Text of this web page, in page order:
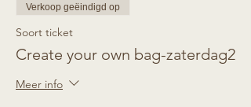
Verkoop geëindigd op
Soort ticket
Create your own bag-zaterdag2
Meer info